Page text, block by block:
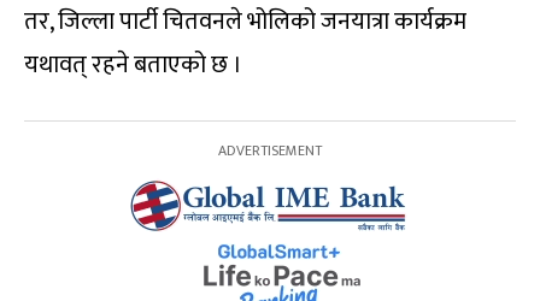
तर, जिल्ला पार्टी चितवनले भोलिको जनयात्रा कार्यक्रम
यथावत् रहने बताएको छ ।